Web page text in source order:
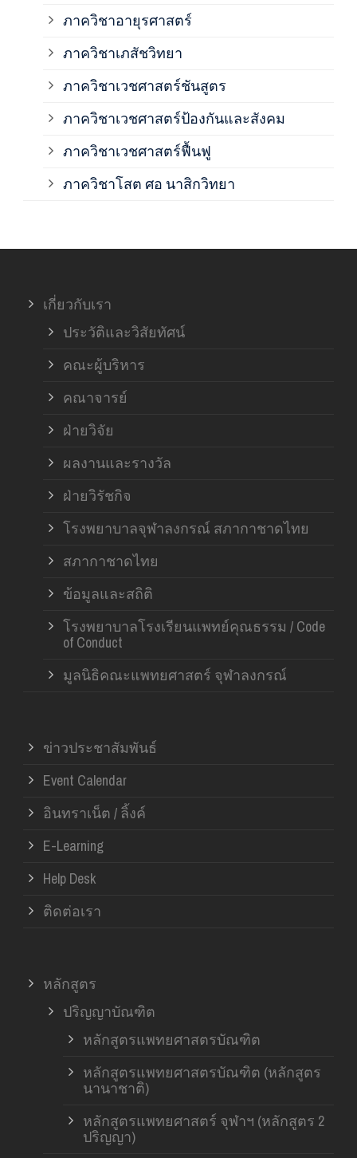
ภาควิชาอายุรศาสตร์
ภาควิชาเภสัชวิทยา
ภาควิชาเวชศาสตร์ชันสูตร
ภาควิชาเวชศาสตร์ป้องกันและสังคม
ภาควิชาเวชศาสตร์ฟื้นฟู
ภาควิชาโสต ศอ นาสิกวิทยา
เกี่ยวกับเรา
ประวัติและวิสัยทัศน์
คณะผู้บริหาร
คณาจารย์
ฝ่ายวิจัย
ผลงานและรางวัล
ฝ่ายวิรัชกิจ
โรงพยาบาลจุฬาลงกรณ์ สภากาชาดไทย
สภากาชาดไทย
ข้อมูลและสถิติ
โรงพยาบาลโรงเรียนแพทย์คุณธรรม / Code
of Conduct
มูลนิธิคณะแพทยศาสตร์ จุฬาลงกรณ์
ข่าวประชาสัมพันธ์
Event Calendar
อินทราเน็ต / ลิ้งค์
E-Learning
Help Desk
ติดต่อเรา
หลักสูตร
ปริญญาบัณฑิต
หลักสูตรแพทยศาสตรบัณฑิต
หลักสูตรแพทยศาสตรบัณฑิต (หลักสูตร
นานาชาติ)
หลักสูตรแพทยศาสตร์ จุฬาฯ (หลักสูตร 2
ปริญญา)